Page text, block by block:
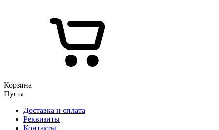
Корзина
Пуста
Доставка и оплата
Реквизиты
Контакты